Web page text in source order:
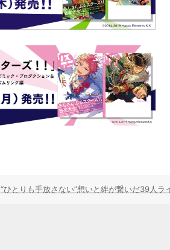
“ひとりも手放さない”想いと絆が繋いだ39人